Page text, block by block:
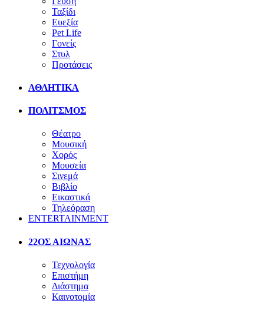
Ταξίδι
Ευεξία
Pet Life
Γονείς
Στυλ
Προτάσεις
ΑΘΛΗΤΙΚΑ
ΠΟΛΙΤΣΜΟΣ
Θέατρο
Μουσική
Χορός
Μουσεία
Σινεμά
Βιβλίο
Εικαστικά
Τηλεόραση
ENTERTAINMENT
22ΟΣ ΑΙΩΝΑΣ
Τεχνολογία
Επιστήμη
Διάστημα
Καινοτομία